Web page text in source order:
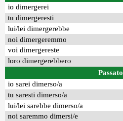
io dimergerei
tu dimergeresti
lui/lei dimergerebbe
noi dimergeremmo
voi dimergereste
loro dimergerebbero
Passato
io sarei dimerso/a
tu saresti dimerso/a
lui/lei sarebbe dimerso/a
noi saremmo dimersi/e